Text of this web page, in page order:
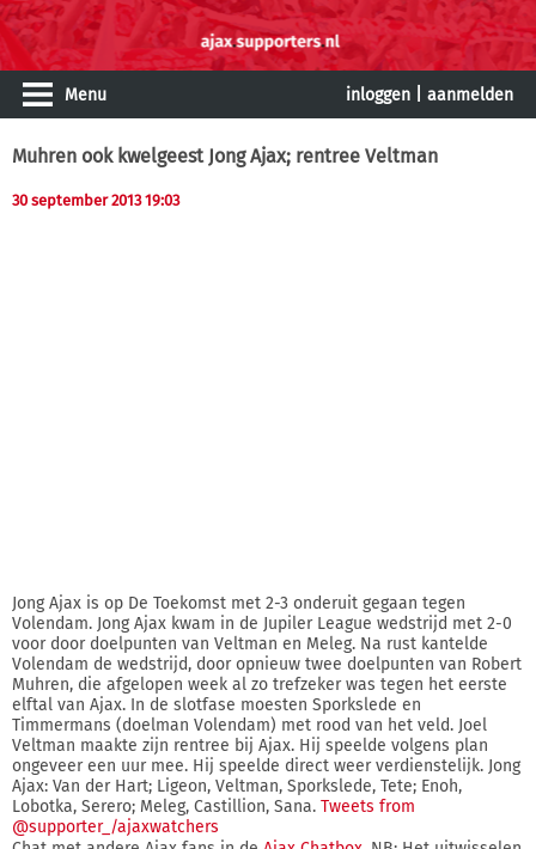
Menu inloggen aanmelden
Muhren ook kwelgeest Jong Ajax; rentree Veltman
30 september 2013 19:03
Jong Ajax is op De Toekomst met 2-3 onderuit gegaan tegen
Volendam. Jong Ajax kwam in de Jupiler League wedstrijd met 2-0
voor door doelpunten van Veltman en Meleg. Na rust kantelde
Volendam de wedstrijd, door opnieuw twee doelpunten van Robert
Muhren, die afgelopen week al zo trefzeker was tegen het eerste
elftal van Ajax. In de slotfase moesten Sporkslede en
Timmermans (doelman Volendam) met rood van het veld. Joel
Veltman maakte zijn rentree bij Ajax. Hij speelde volgens plan
ongeveer een uur mee. Hij speelde direct weer verdienstelijk. Jong
Ajax: Van der Hart; Ligeon, Veltman, Sporkslede, Tete; Enoh,
Lobotka, Serero; Meleg, Castillion, Sana. Tweets from
@supporter_/ajaxwatchers